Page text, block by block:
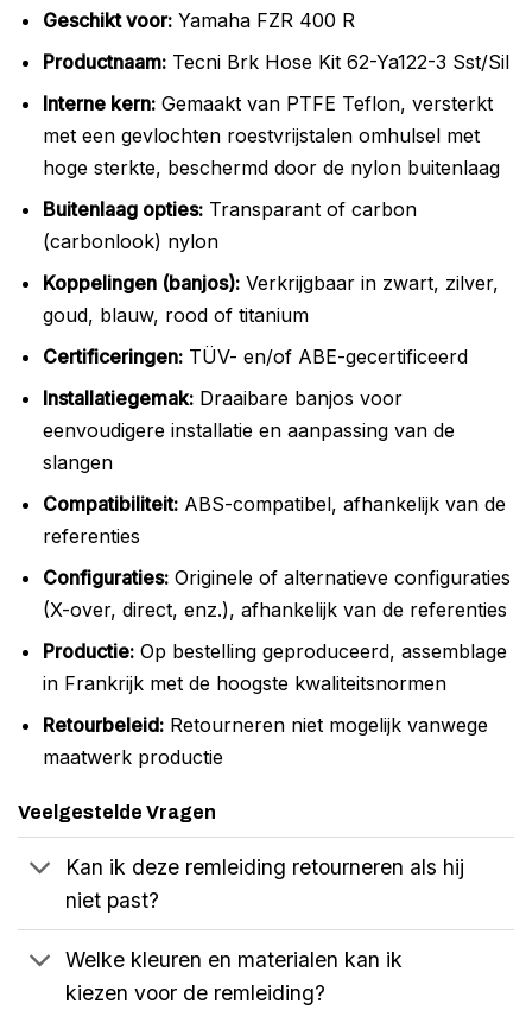
Geschikt voor:Yamaha FZR 400 R
Productnaam:Tecni Brk Hose Kit 62-Ya122-3 Sst/Sil
Interne kern:Gemaakt van PTFE Teflon, versterkt
met een gevlochten roestvrijstalen omhulsel met
hoge sterkte, beschermd door de nylon buitenlaag
Buitenlaag opties:Transparant of carbon
(carbonlook) nylon
Koppelingen (banjos):Verkrijgbaar in zwart, zilver,
goud, blauw, rood of titanium
Certificeringen:TÜV- en/of ABE-gecertificeerd
Installatiegemak:Draaibare banjos voor
eenvoudigere installatie en aanpassing van de
slangen
Compatibiliteit:ABS-compatibel, afhankelijk van de
referenties
Configuraties:Originele of alternatieve configuraties
(X-over, direct, enz.), afhankelijk van de referenties
Productie:Op bestelling geproduceerd, assemblage
in Frankrijk met de hoogste kwaliteitsnormen
Retourbeleid:Retourneren niet mogelijk vanwege
maatwerk productie
Veelgestelde Vragen
Kan ik deze remleiding retourneren als hij
niet past?
Welke kleuren en materialen kan ik
kiezen voor de remleiding?